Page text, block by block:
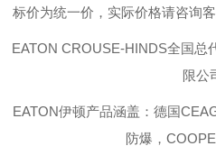
标价为统一价，实际价格请咨询
EATON CROUSE-HINDS全国总
限公
EATON伊顿产品涵盖：德国
防爆，